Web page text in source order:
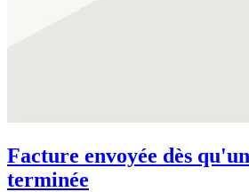
Facture envoyée dès
terminée